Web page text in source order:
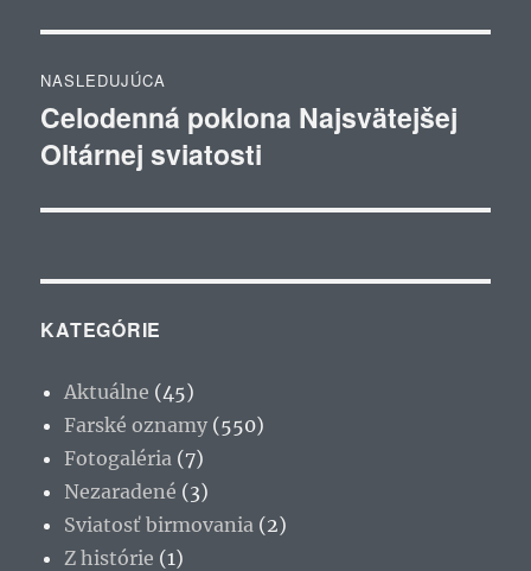
NASLEDUJÚCA
Ďalší
článok:
Celodenná poklona Najsvätejšej
Oltárnej sviatosti
KATEGÓRIE
Aktuálne (45)
Farské oznamy (550)
Fotogaléria (7)
Nezaradené (3)
Sviatosť birmovania (2)
Z histórie (1)